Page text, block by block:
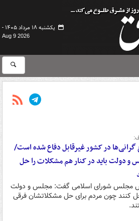
یکشنبه ۱۸ مرداد ۱۴۰۵ -
Aug 9 2026
در کشور غیرقابل دفاع شده است/
و دولت باید در کنار هم مشکلات را حل
مجلس شورای اسلامی گفت: مجلس و دولت
کنند چون مردم برای حل مشکلاتشان فرقی